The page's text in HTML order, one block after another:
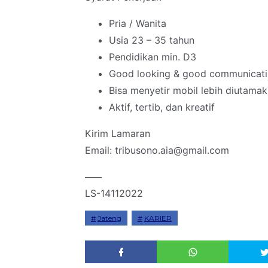
Pria / Wanita
Usia 23 – 35 tahun
Pendidikan min. D3
Good looking & good
Bisa menyetir mobil lebih
Aktif, tertib, dan kreatif
Kirim Lamaran
Email: tribusono.aia@gmail.com
LS-14112022
Jateng KARIER